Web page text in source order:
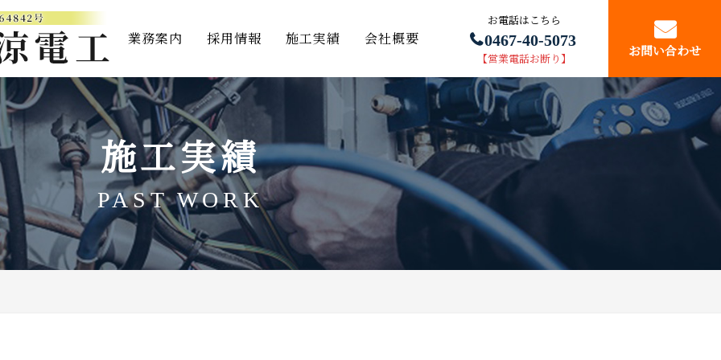
業務案内 採用情報 施工実績 会社概要
お電話はこちら
0467-40-5073
【営業電話お断り】
お問い合わせ
施工実績
PAST WORK